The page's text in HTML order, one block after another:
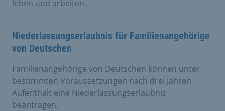
leben und arbeiten.
Niederlassungserlaubnis für Familienangehörige
von Deutschen
Familienangehörige von Deutschen können unter
bestimmten Voraussetzungen nach drei Jahren
Aufenthalt eine Niederlassungserlaubnis
beantragen.